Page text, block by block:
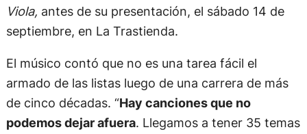
Viola, antes de su presentación, el sábado 14 de
septiembre, en La Trastienda.
El músico contó que no es una tarea fácil el
armado de las listas luego de una carrera de más
de cinco décadas. “Hay canciones que no
podemos dejar afuera. Llegamos a tener 35 temas